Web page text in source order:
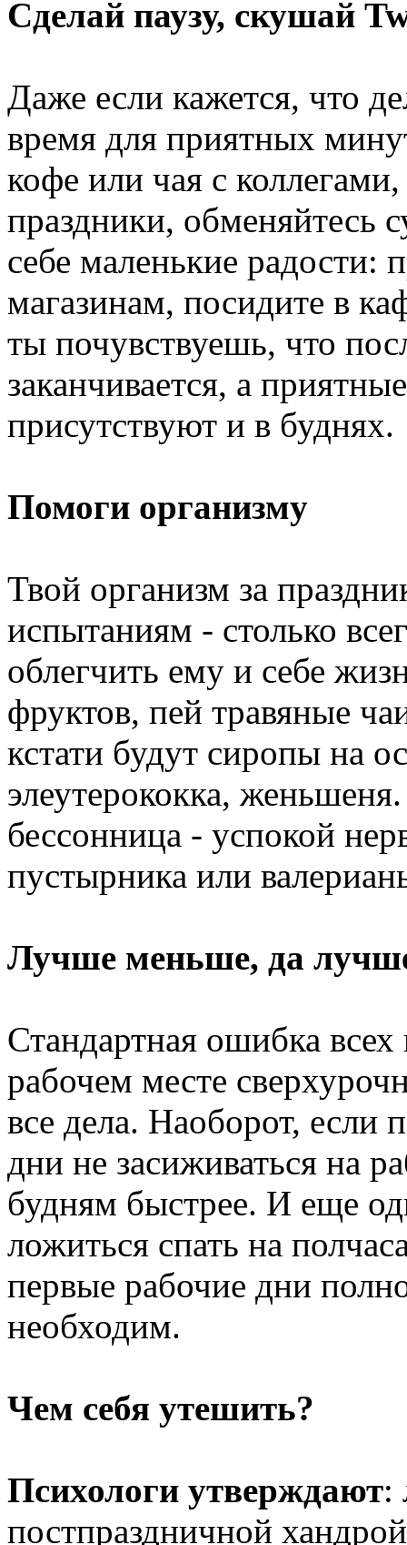
Сделай паузу, скушай
Даже если кажется, что
время для приятных
кофе или чая с
праздники, обменяйтесь
себе маленькие радости:
магазинам, посидите в
ты почувствуешь, что
заканчивается, а
присутствуют и в буднях.
Помоги организму
Твой организм за
испытаниям - столько
облегчить ему и себе
фруктов, пей травяные
кстати будут сиропы на
элеутерококка,
бессонница - успокой
пустырника или
Лучше меньше, да
Стандартная ошибка всех
рабочем месте
все дела. Наоборот, если
дни не засиживаться на
будням быстрее. И еще
ложиться спать на
первые рабочие дни
необходим.
Чем себя утешить?
Психологи утверждают:
постпраздничной